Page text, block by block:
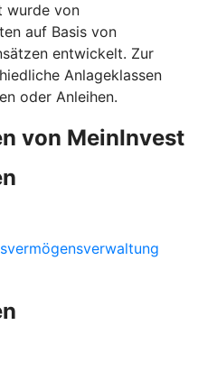
wurde von
auf Basis von
entwickelt. Zur
Anlageklassen
oder Anleihen.
von MeinInvest